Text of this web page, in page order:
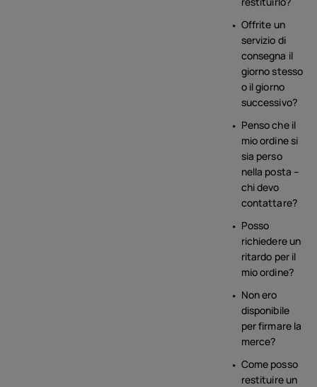
Offrite un
servizio di
consegna il
giorno stesso
o il giorno
successivo?
Penso che il
mio ordine si
sia perso
nella posta –
chi devo
contattare?
Posso
richiedere un
ritardo per il
mio ordine?
Non ero
disponibile
per firmare la
merce?
Come posso
restituire un